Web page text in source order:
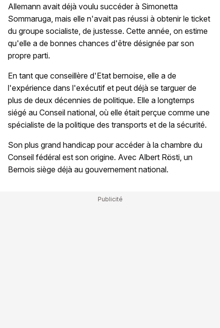
Allemann avait déjà voulu succéder à Simonetta
Sommaruga, mais elle n'avait pas réussi à obtenir le ticket
du groupe socialiste, de justesse. Cette année, on estime
qu'elle a de bonnes chances d'être désignée par son
propre parti.
En tant que conseillère d'Etat bernoise, elle a de
l'expérience dans l'exécutif et peut déjà se targuer de
plus de deux décennies de politique. Elle a longtemps
siégé au Conseil national, où elle était perçue comme une
spécialiste de la politique des transports et de la sécurité.
Son plus grand handicap pour accéder à la chambre du
Conseil fédéral est son origine. Avec Albert Rösti, un
Bernois siège déjà au gouvernement national.